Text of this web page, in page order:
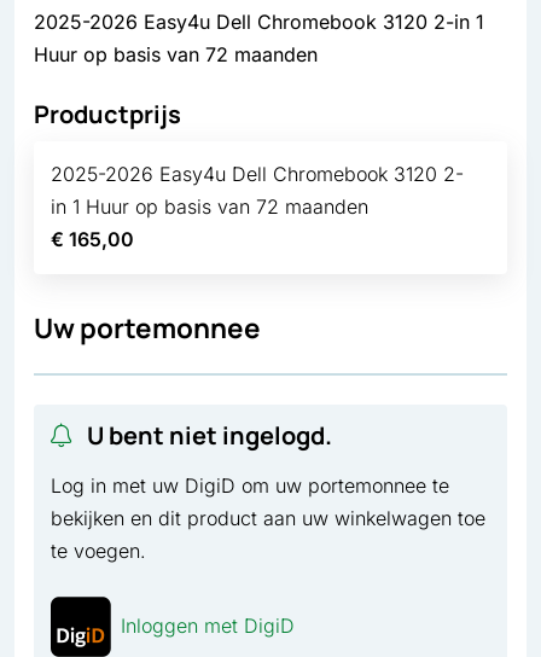
2025-2026 Easy4u Dell Chromebook 3120 2-in 1
Huur op basis van 72 maanden
Productprijs
2025-2026 Easy4u Dell Chromebook 3120 2-
in 1 Huur op basis van 72 maanden
€ 165,00
Uw portemonnee
U bent niet ingelogd.
Log in met uw DigiD om uw portemonnee te
bekijken en dit product aan uw winkelwagen toe
te voegen.
Inloggen met DigiD